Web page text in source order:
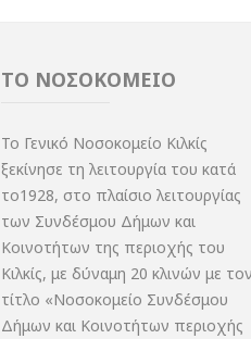
ΤΟ ΝΟΣΟΚΟΜΕΙΟ
Το Γενικό Νοσοκομείο Κιλκίς
ξεκίνησε τη λειτουργία του κατά
το1928, στο πλαίσιο λειτουργίας
των Συνδέσμου Δήμων και
Κοινοτήτων της περιοχής του
Κιλκίς, με δύναμη 20 κλινών με τον
τίτλο «Νοσοκομείο Συνδέσμου
Δήμων και Κοινοτήτων περιοχής